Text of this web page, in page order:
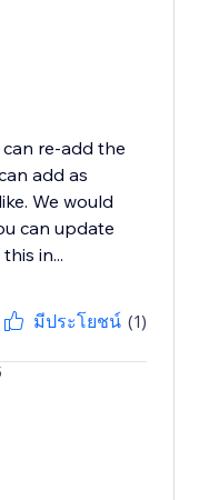
re-add the
add as
We would
can update
in...
มีประโยชน์ (1)